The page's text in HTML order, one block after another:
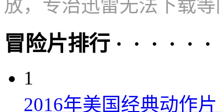
放，专治迅雷无法下载
冒险片排行 · · · · · ·
1
2016年美国经典动作